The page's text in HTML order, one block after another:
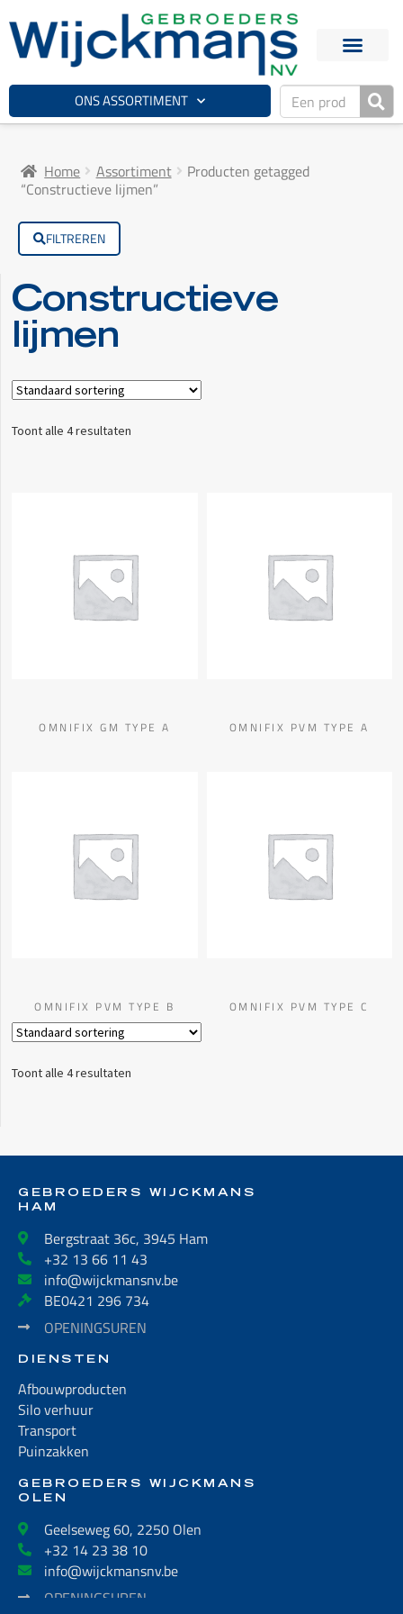
ONS ASSORTIMENT
Home Assortiment
Producten getagged
“Constructieve lijmen”
FILTREREN
Constructieve
lijmen
Toont alle 4 resultaten
OMNIFIX GM TYPE A OMNIFIX PVM TYPE A
OMNIFIX PVM TYPE B OMNIFIX PVM TYPE C
Toont alle 4 resultaten
GEBROEDERS WIJCKMANS
HAM
Bergstraat 36c, 3945 Ham
+32 13 66 11 43
info@wijckmansnv.be
BE0421 296 734
OPENINGSUREN
DIENSTEN
Afbouwproducten
Silo verhuur
Transport
Puinzakken
GEBROEDERS WIJCKMANS
OLEN
Geelseweg 60, 2250 Olen
+32 14 23 38 10
info@wijckmansnv.be
OPENINGSUREN